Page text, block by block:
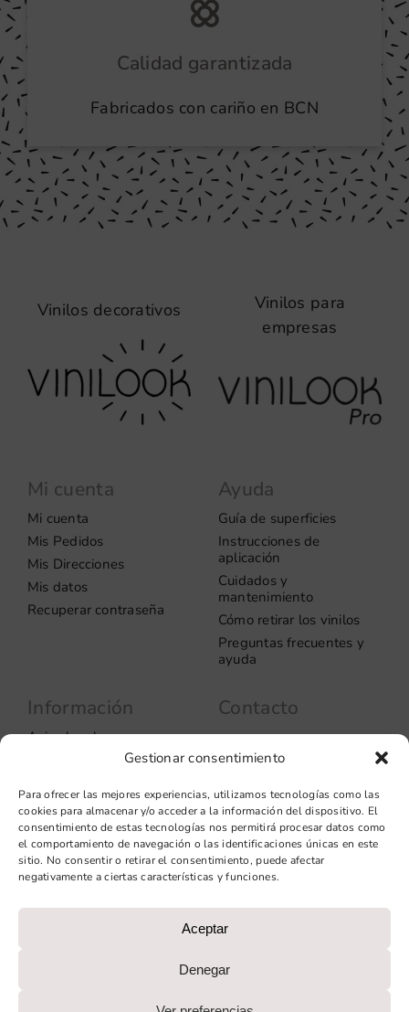
Gestionar consentimiento
Para ofrecer las mejores experiencias, utilizamos tecnologías como las
cookies para almacenar y/o acceder a la información del dispositivo. El
consentimiento de estas tecnologías nos permitirá procesar datos como
el comportamiento de navegación o las identificaciones únicas en este
sitio. No consentir o retirar el consentimiento, puede afectar
negativamente a ciertas características y funciones.
Aceptar
Denegar
Calidad garantizada
Fabricados con cariño en BCN
Vinilos decorativos
Mi cuenta
Mi cuenta
Mis Pedidos
Mis Direcciones
Mis datos
Recuperar contraseña
Ayuda
Guía de superficies
Instrucciones de
aplicación
Cuidados y
mantenimiento
Cómo retirar los vinilos
Preguntas frecuentes y
ayuda
Información
Aviso legal
Política de privacidad
cookies
Condiciones de venta
Condiciones generales de
contratación
Diseño web: qualitystudio
Contacto
08037 – Barcelona
+34 93 706 51 69
hello@vinilook.net
Vinilos para
empresas
NEXT GENERATION (EU) DEL MECANISMO DE
RECUPERACIÓN Y RESILIENCIA